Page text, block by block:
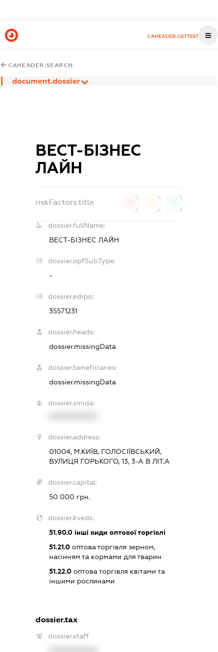
CAHEADER.GETTEST
CAHEADER.SEARCH
document.dossier
ВЕСТ-БІЗНЕС
ЛАЙН
riskFactors.title
dossier.fullName:
ВЕСТ-БІЗНЕС ЛАЙН
dossier.opfSubType:
-
dossier.edrpo:
35571231
dossier.heads:
dossier.missingData
dossier.beneficiaries:
dossier.missingData
dossier.smida:
dossier.address:
01004, М.КИЇВ, ГОЛОСІЇВСЬКИЙ,
ВУЛИЦЯ ГОРЬКОГО, 13, 3-А В ЛІТ.А
dossier.capital:
50 000 грн.
dossier.kveds:
51.90.0 інші види оптової торгівлі
51.21.0 оптова торгівля зерном,
насінням та кормами для тварин
51.22.0 оптова торгівля квітами та
іншими рослинами
dossier.tax
dossier.staff